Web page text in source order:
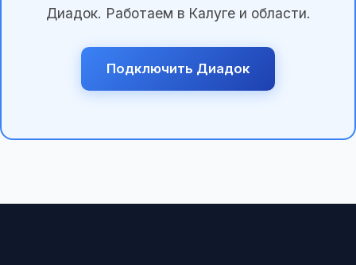
Диадок. Работаем в Калуге и области.
Подключить Диадок